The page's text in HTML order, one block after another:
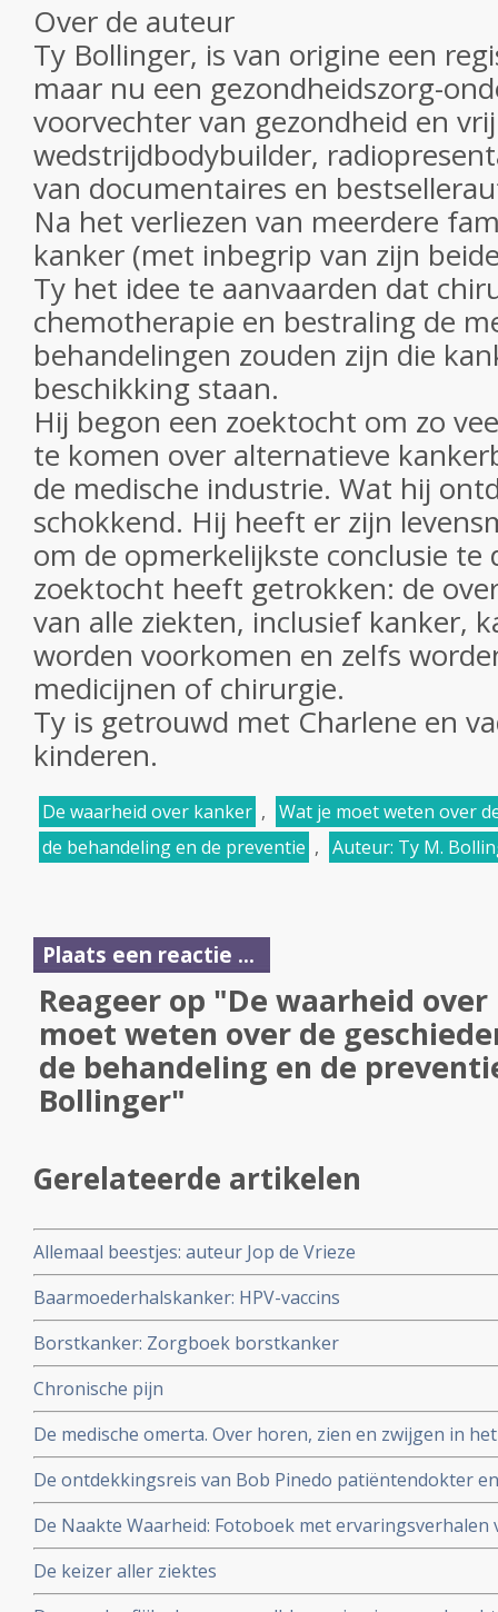
Over de auteur
Ty Bollinger, is van origine een
maar nu een gezondheidszorg-
voorvechter van gezondheid en
wedstrijdbodybuilder,
van documentaires en
Na het verliezen van meerdere
kanker (met inbegrip van zijn
Ty het idee te aanvaarden dat
chemotherapie en bestraling de
behandelingen zouden zijn die
beschikking staan.
Hij begon een zoektocht om zo
te komen over alternatieve
de medische industrie. Wat hij
schokkend. Hij heeft er zijn
om de opmerkelijkste conclusie te
zoektocht heeft getrokken: de
van alle ziekten, inclusief kanker,
worden voorkomen en zelfs
medicijnen of chirurgie.
Ty is getrouwd met Charlene en
kinderen.
De waarheid over kanker , Wat je moet weten over
de behandeling en de preventie , Auteur: Ty M.
Plaats een reactie ...
Reageer op "De waarheid
moet weten over de
de behandeling en de
Bollinger"
Gerelateerde artikelen
Allemaal beestjes: auteur Jop de Vrieze
Baarmoederhalskanker: HPV-vaccins
Borstkanker: Zorgboek borstkanker
Chronische pijn
De medische omerta. Over horen, zien en zwijgen in
Reekers, emeritus-hoogleraar in de
De ontdekkingsreis van Bob Pinedo patiëntendokter
De Naakte Waarheid: Fotoboek met
Auteurs: Alice Bakker & Lilian Schneider Fotografe
De keizer aller ziektes